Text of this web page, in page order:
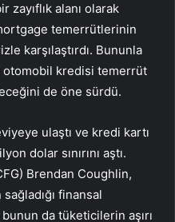
zayıflık alanı olarak
temerrütlerinin
karşılaştırdı. Bununla
otomobil kredisi temerrüt
de öne sürdü.
ulaştı ve kredi kartı
dolar sınırını aştı.
Brendan Coughlin,
finansal
bunun da tüketicilerin aşırı